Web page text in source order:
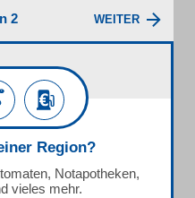
2 WEITER
Region?
Notapotheken,
vieles mehr.